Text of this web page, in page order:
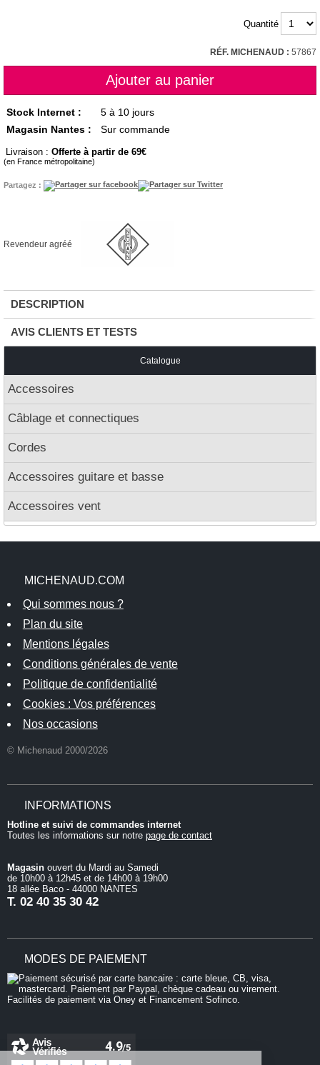
Quantité
RÉF. MICHENAUD : 57867
Stock Internet :
5 à 10 jours
Magasin Nantes :
Sur commande
Livraison : Offerte à partir de 69
(en France métropolitaine)
Partagez :
Revendeur agréé
DESCRIPTION
AVIS CLIENTS ET TESTS
Catalogue
Accessoires
Câblage et connectiques
Cordes
Accessoires guitare et basse
Accessoires vent
MICHENAUD.COM
Qui sommes nous ?
Plan du site
Mentions légales
Conditions générales de vente
Politique de confidentialité
Cookies : Vos préférences
Nos occasions
© Michenaud 2000/2026
INFORMATIONS
Hotline et suivi de commandes internet
Toutes les informations sur notre page de contact
Magasin ouvert du Mardi au Samedi
de 10h00 à 12h45 et de 14h00 à 19h00
18 allée Baco - 44000 NANTES
T. 02 40 35 30 42
MODES DE PAIEMENT